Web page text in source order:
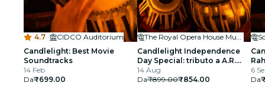
4.7 ·
CIDCO Auditorium
Candlelight: Best Movie
Soundtracks
14 Feb
Da₹699.00
The Royal Opera House Mumbai
Candlelight Independence
Day Special: tributo a A.R.
Rahman al Royal Opera
House
14 Aug
Da₹899.00₹854.00
6
Da